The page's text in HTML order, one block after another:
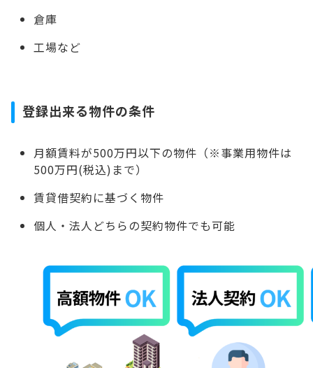
倉庫
工場など
登録出来る物件の条件
月額賃料が500万円以下の物件（※事業用物件は
500万円(税込)まで）
賃貸借契約に基づく物件
個人・法人どちらの契約物件でも可能